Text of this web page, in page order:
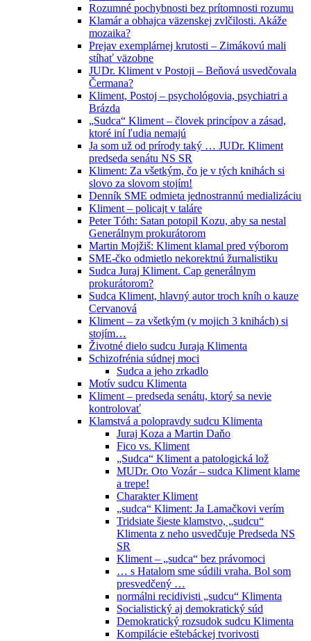
Rozumné pochybnosti bez prítomnosti rozumu
Klamár a obhajca väzenskej zvlčilosti. Akáže
mozaika?
Prejav exemplárnej krutosti – Zimákovú mali
stíhať väzobne
JUDr. Kliment v Postoji – Beňová usvedčovala
Čermana?
Kliment, Postoj – psychológovia, psychiatri a
Brázda
„Sudca“ Kliment – človek princípov a zásad,
ktoré iní ľudia nemajú
Ja som už od prírody taký … JUDr. Kliment
predseda senátu NS SR
Kliment: Za všetkým, čo je v tých knihách si
slovo za slovom stojím!
Denník SME odmieta jednostrannú medializáciu
Kliment – policajt v taláre
Peter Tóth: Satan potopil Kozu, aby sa nestal
Generálnym prokurátorom
Martin Mojžiš: Kliment klamal pred výborom
SME-čko odmietlo nekorektnú žurnalistiku
Sudca Juraj Kliment. Cap generálnym
prokurátorom?
Sudca Kliment, hlavný autor troch kníh o kauze
Cervanová
Kliment – za všetkým (v mojich 3 knihách) si
stojím…
Životné dielo sudcu Juraja Klimenta
Schizofrénia súdnej moci
Sudca a jeho zrkadlo
Motív sudcu Klimenta
Kliment – predseda senátu, ktorý sa nevie
kontrolovať
Klamstvá a polopravdy sudcu Klimenta
Juraj Koza a Martin Daňo
Fico vs. Kliment
„Sudca“ Kliment a patologická lož
MUDr. Oto Vozár – sudca Kliment klame
a trepe!
Charakter Kliment
„sudca“ Kliment: Ja Lamačkovi verím
Tridsiate šieste klamstvo, „sudcu“
Klimenta z neho usvedčuje Predseda NS
SR
Kliment – „sudca“ bez právomoci
… s Hatalom sme súdili vraha. Bol som
presvedčený …
normálni recidivisti „sudcu“ Klimenta
Socialistický aj demokratický súd
Demokratický rozsudok sudcu Klimenta
Kompilácie eštebáckej tvorivosti